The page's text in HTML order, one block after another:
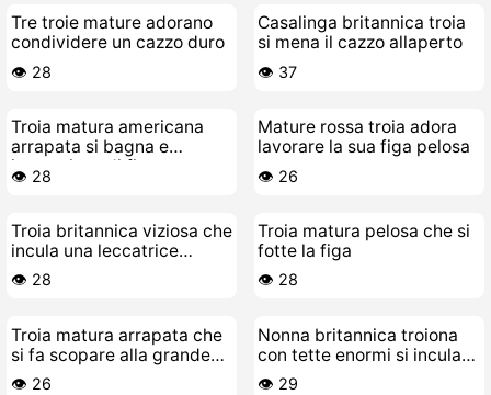
Tre troie mature adorano
condividere un cazzo duro
👁️ 28
Casalinga britannica troia
si mena il cazzo allaperto
👁️ 37
Troia matura americana
arrapata si bagna e
impazzisce di fica
👁️ 28
Mature rossa troia adora
lavorare la sua figa pelosa
👁️ 26
Troia britannica viziosa che
incula una leccatrice
matura arrapata
👁️ 28
Troia matura pelosa che si
fotte la figa
👁️ 28
Troia matura arrapata che
si fa scopare alla grande
dal suo stallone giovane
👁️ 26
Nonna britannica troiona
con tette enormi si incula
da sola
👁️ 29